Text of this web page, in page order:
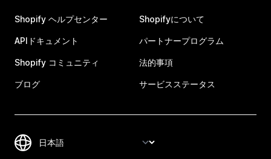
Shopify ヘルプセンター
APIドキュメント
Shopify コミュニティ
ブログ
Shopifyについて
パートナープログラム
法的事項
サービスステータス